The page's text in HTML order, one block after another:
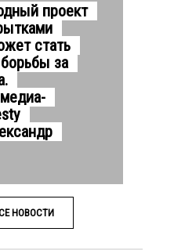
проект
стать
за
НОВОСТИ